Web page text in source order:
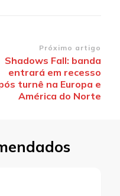
Próximo artigo
Shadows Fall: banda
entrará em recesso
turnê na Europa e
América do Norte